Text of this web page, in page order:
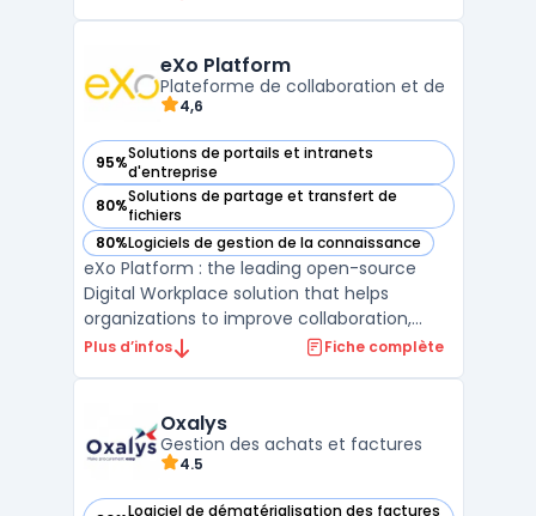
des fonctionnalités de Gestion Electronique
de Documents (GED) et de c ...
eXo Platform
Plateforme de collaboration et de
4,6
95%Solutions de portails et intranets
d'entreprise
— voir eXo Platform dans cette catégorie
80%Solutions de partage et transfert de
fichiers
— voir eXo Platform dans cette catégorie
80%Logiciels de gestion de la connaissance
— voir eXo Platform dans cette catégorie
eXo Platform : the leading open-source
Digital Workplace solution that helps
organizations to improve collaboration,
knowledge management, and employee
documents, access relevant information,
communicate with each other, and comple
Plus d’infos Fiche complète
Oxalys
Gestion des achats et factures
4.5
Logiciel de dématérialisation des factures